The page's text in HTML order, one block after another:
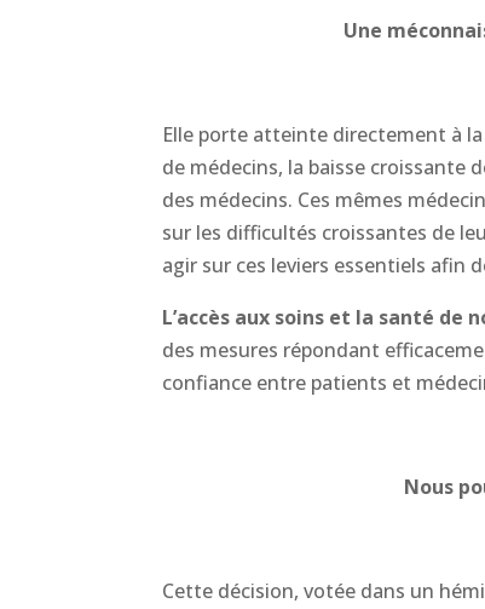
Une
Elle porte atteinte directement à
de médecins, la baisse croissante
des médecins. Ces mêmes
sur les difficultés croissantes de
agir sur ces leviers essentiels afin
L’accès aux soins et la santé
des mesures répondant
confiance entre patients et
Nous
Cette décision, votée dans un